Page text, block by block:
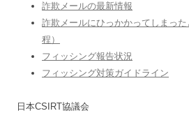
詐欺メールの最新情報
詐欺メールにひっかかってしまっ
程）
フィッシング報告状況
フィッシング対策ガイドライン
日本CSIRT協議会